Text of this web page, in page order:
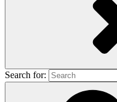
Search for: